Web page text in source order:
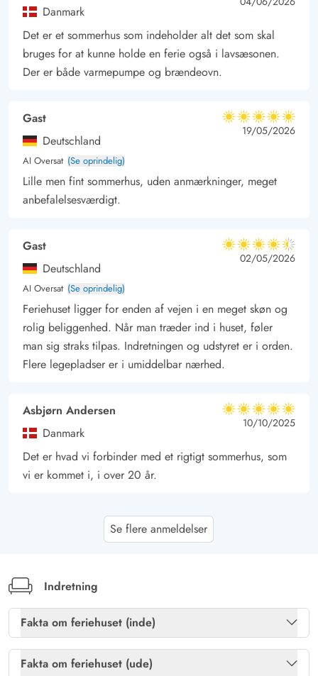
Danmark
Det er et sommerhus som indeholder alt det som skal
bruges for at kunne holde en ferie også i lavsæsonen.
Der er både varmepumpe og brændeovn.
Gast
Deutschland
AI Oversat (Se oprindelig)
5 ud af 5
5 ud af 5
5 out of 5
19/05/2026
Lille men fint sommerhus, uden anmærkninger, meget
anbefalelsesværdigt.
Gast
Deutschland
AI Oversat (Se oprindelig)
4.5 ud af 5
4.5 ud af 5
4.5 out of 5
02/05/2026
Feriehuset ligger for enden af vejen i en meget skøn og
rolig beliggenhed. Når man træder ind i huset, føler
man sig straks tilpas. Indretningen og udstyret er i orden.
Flere legepladser er i umiddelbar nærhed.
Asbjørn Andersen
Danmark
5 ud af 5
5 ud af 5
5 out of 5
10/10/2025
Det er hvad vi forbinder med et rigtigt sommerhus, som
vi er kommet i, i over 20 år.
Feriehuset ligger i en rolig beliggenhed, man kan gå
Gast
Deutschland
4 ud af 5
29/08/2025
Se flere anmeldelser
Indretning
Fakta om feriehuset (inde)
Brændeovn
Ja
Fakta om feriehuset (ude)